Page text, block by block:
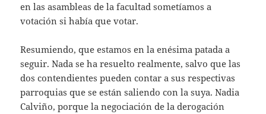
en las asambleas de la facultad sometíamos a
votación si había que votar.
Resumiendo, que estamos en la enésima patada a
seguir. Nada se ha resuelto realmente, salvo que las
dos contendientes pueden contar a sus respectivas
parroquias que se están saliendo con la suya. Nadia
Calviño, porque la negociación de la derogación